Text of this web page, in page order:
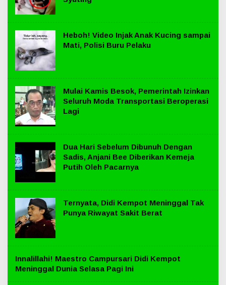
Heboh! Video Injak Anak Kucing sampai
Mati, Polisi Buru Pelaku
Mulai Kamis Besok, Pemerintah Izinkan
Seluruh Moda Transportasi Beroperasi
Lagi
Dua Hari Sebelum Dibunuh Dengan
Sadis, Anjani Bee Diberikan Kemeja
Putih Oleh Pacarnya
Ternyata, Didi Kempot Meninggal Tak
Punya Riwayat Sakit Berat
Innalillahi! Maestro Campursari Didi Kempot
Meninggal Dunia Selasa Pagi Ini